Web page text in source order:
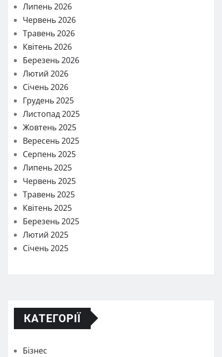
Липень 2026
Червень 2026
Травень 2026
Квітень 2026
Березень 2026
Лютий 2026
Січень 2026
Грудень 2025
Листопад 2025
Жовтень 2025
Вересень 2025
Серпень 2025
Липень 2025
Червень 2025
Травень 2025
Квітень 2025
Березень 2025
Лютий 2025
Січень 2025
КАТЕГОРІЇ
Бізнес